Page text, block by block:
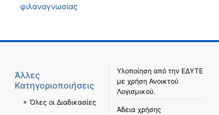
φιλαναγνωσίας
Άλλες
Κατηγοριοποιήσεις
Όλες οι Διαδικασίες
Υλοποίηση από την ΕΔΥΤΕ
με χρήση Ανοικτού
Λογισμικού.
Άδεια χρήσης